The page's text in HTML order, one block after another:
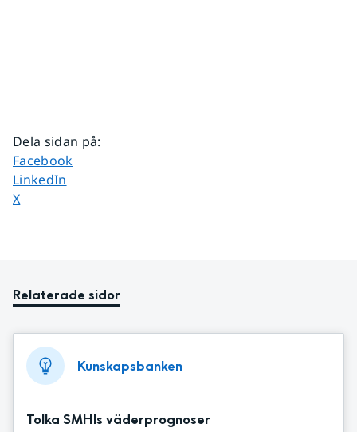
Dela sidan på:
Dela sidan på
Facebook
Dela sidan på
LinkedIn
Dela sidan på
X
Relaterade sidor
Kunskapsbanken
Tolka SMHIs väderprognoser